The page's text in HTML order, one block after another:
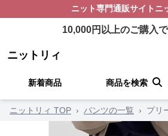
ニット専門通販サイト ニ
10,000円以上のご購入
ニットリィ
新着商品 商品を検索
ニットリィ TOP › パンツの一覧 › プリ